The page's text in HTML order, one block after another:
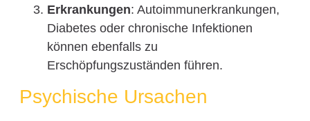
Erkrankungen: Autoimmunerkrankungen,
Diabetes oder chronische Infektionen
können ebenfalls zu
Erschöpfungszuständen führen.
Psychische Ursachen